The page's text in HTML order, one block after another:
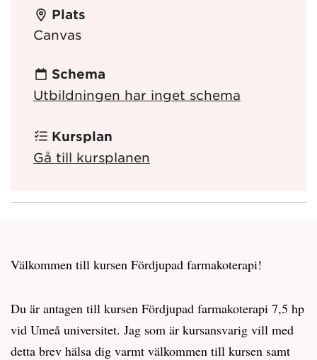
Plats
Canvas
Schema
Utbildningen har inget schema
Kursplan
Gå till kursplanen
Välkommen till kursen Fördjupad farmakoterapi!
Du är antagen till kursen Fördjupad farmakoterapi 7,5 hp
vid Umeå universitet. Jag som är kursansvarig vill med
detta brev hälsa dig varmt välkommen till kursen samt